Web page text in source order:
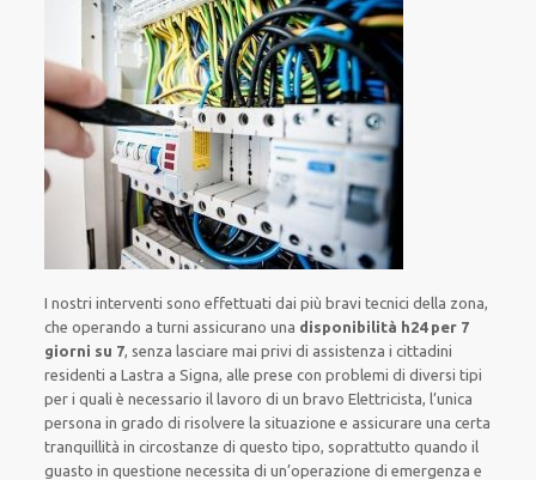
I nostri interventi sono effettuati dai più bravi tecnici della zona,
che operando a turni assicurano una disponibilità h24 per 7
giorni su 7, senza lasciare mai privi di assistenza i cittadini
residenti a Lastra a Signa, alle prese con problemi di diversi tipi
per i quali è necessario il lavoro di un bravo Elettricista, l’unica
persona in grado di risolvere la situazione e assicurare una certa
tranquillità in circostanze di questo tipo, soprattutto quando il
guasto in questione necessita di un’operazione di emergenza e